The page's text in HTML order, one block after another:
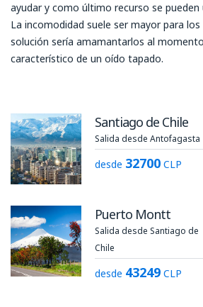
ayudar y como último recurso se pueden
La incomodidad suele ser mayor para
solución sería amamantarlos al
característico de un oído tapado.
Santiago de Chile
Salida desde Antofagasta
desde 32700 CLP
Puerto Montt
Salida desde Santiago de
Chile
desde 43249 CLP